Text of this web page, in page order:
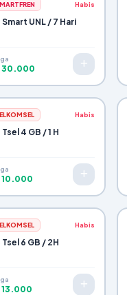
Habis
Smart UNL / 7 Hari
30.000
Habis
Tsel 4 GB / 1 H
10.000
Habis
Tsel 6 GB / 2H
13.000